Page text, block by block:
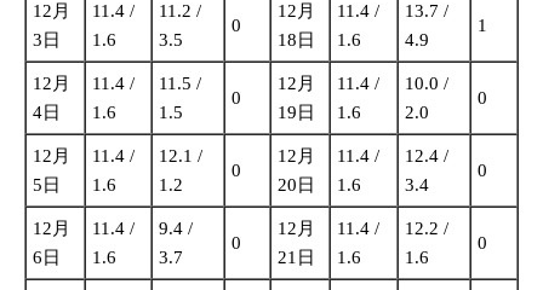
12月
3日
11.4 /
1.6
11.2 /
3.5
0
12月
18日
11.4 /
1.6
13.7 /
4.9
1
12月
4日
11.4 /
1.6
11.5 /
1.5
0
12月
19日
11.4 /
1.6
10.0 /
2.0
0
12月
5日
11.4 /
1.6
12.1 /
1.2
0
12月
20日
11.4 /
1.6
12.4 /
3.4
0
12月
6日
11.4 /
1.6
9.4 /
3.7
0
12月
21日
11.4 /
1.6
12.2 /
1.6
0